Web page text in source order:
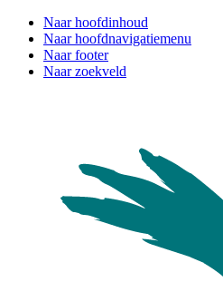
Naar hoofdinhoud
Naar hoofdnavigatiemenu
Naar footer
Naar zoekveld